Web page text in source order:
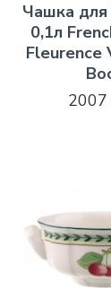
Чашка для
0,1л
Fleurence
2007